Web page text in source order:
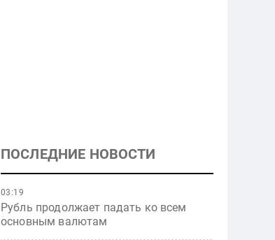
ПОСЛЕДНИЕ НОВОСТИ
Рубль продолжает падать ко всем
основным валютам
03:19